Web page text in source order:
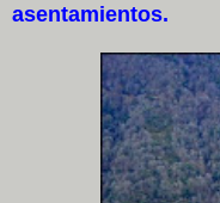
asentamientos.